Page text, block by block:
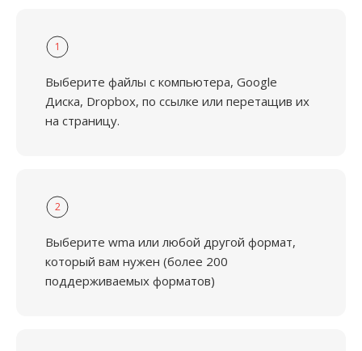
1
Выберите файлы с компьютера, Google
Диска, Dropbox, по ссылке или перетащив их
на страницу.
2
Выберите wma или любой другой формат,
который вам нужен (более 200
поддерживаемых форматов)